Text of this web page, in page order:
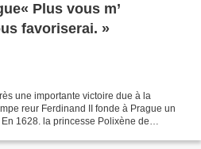
Plus vous m’
favoriserai. »
une importante victoire due à la
reur Ferdinand II fonde à Prague un
1628. la princesse Polixène de